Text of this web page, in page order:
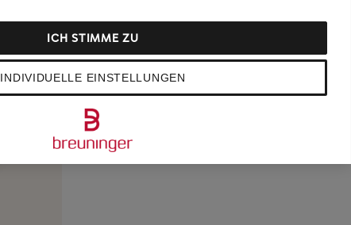
INDIVIDUELLE EINSTELLUNGEN
ICH STIMME ZU